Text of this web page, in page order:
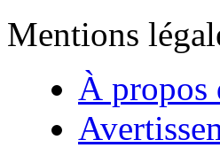
Mentions
À propos